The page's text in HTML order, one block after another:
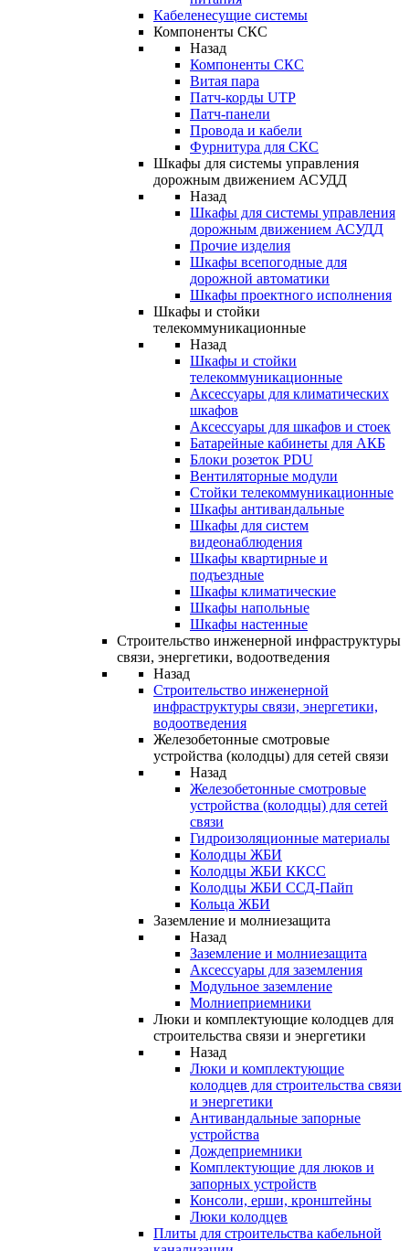
Кабеленесущие системы
Компоненты СКС
Назад
Компоненты СКС
Витая пара
Патч-корды UTP
Патч-панели
Провода и кабели
Фурнитура для СКС
Шкафы для системы управления
дорожным движением АСУДД
Назад
Шкафы для системы управления
дорожным движением АСУДД
Прочие изделия
Шкафы всепогодные для
дорожной автоматики
Шкафы проектного исполнения
Шкафы и стойки
телекоммуникационные
Назад
Шкафы и стойки
телекоммуникационные
Аксессуары для климатических
шкафов
Аксессуары для шкафов и стоек
Батарейные кабинеты для АКБ
Блоки розеток PDU
Вентиляторные модули
Стойки телекоммуникационные
Шкафы антивандальные
Шкафы для систем
видеонаблюдения
Шкафы квартирные и
подъездные
Шкафы климатические
Шкафы напольные
Шкафы настенные
Строительство инженерной инфраструктуры
связи, энергетики, водоотведения
Назад
Строительство инженерной
инфраструктуры связи, энергетики,
водоотведения
Железобетонные смотровые
устройства (колодцы) для сетей связи
Назад
Железобетонные смотровые
устройства (колодцы) для сетей
связи
Гидроизоляционные материалы
Колодцы ЖБИ
Колодцы ЖБИ ККСС
Колодцы ЖБИ ССД-Пайп
Кольца ЖБИ
Заземление и молниезащита
Назад
Заземление и молниезащита
Аксессуары для заземления
Модульное заземление
Молниеприемники
Люки и комплектующие колодцев для
строительства связи и энергетики
Назад
Люки и комплектующие
колодцев для строительства связи
и энергетики
Антивандальные запорные
устройства
Дождеприемники
Комплектующие для люков и
запорных устройств
Консоли, ерши, кронштейны
Люки колодцев
Плиты для строительства кабельной